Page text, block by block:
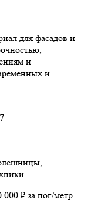
для фасадов и
и
и
₽ за пог/метр